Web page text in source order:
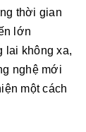
thời gian
lớn
lai không xa,
nghệ mới
một cách